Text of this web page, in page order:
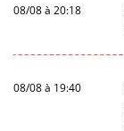
08/08 à 20:18
08/08 à 19:40